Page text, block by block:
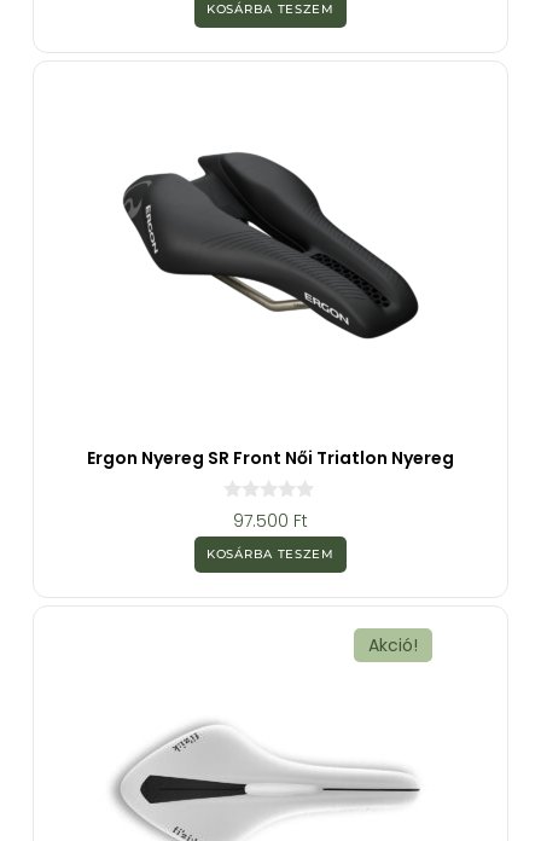
5
-
b
ő
KOSÁRBA TESZEM
Ergon Nyereg SR Front Női Triatlon Nyereg
z
5
b
97.500 Ft
KOSÁRBA TESZEM
Akció!